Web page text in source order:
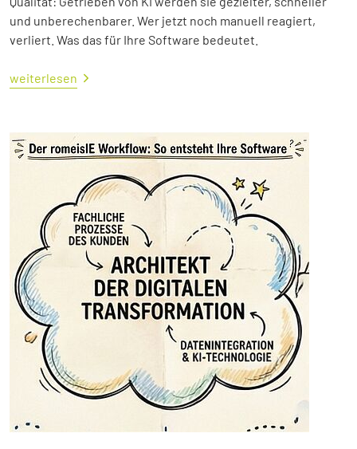
und unberechenbarer. Wer jetzt noch manuell reagiert,
verliert. Was das für Ihre Software bedeutet.
weiterlesen